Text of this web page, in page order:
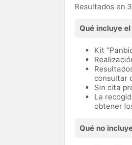
Resultados en
Qué incluye
Kit
consultar
Sin cita
La
obtener
Qué no